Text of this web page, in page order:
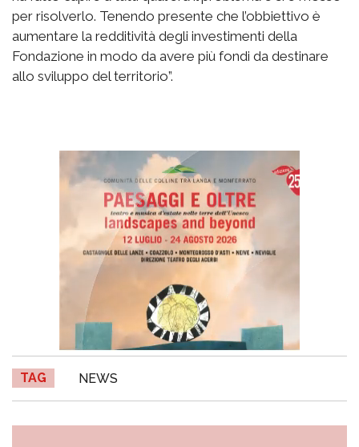
per risolverlo. Tenendo presente che l’obbiettivo è
aumentare la redditività degli investimenti della
Fondazione in modo da avere più fondi da destinare
allo sviluppo del territorio”.
TAG NEWS